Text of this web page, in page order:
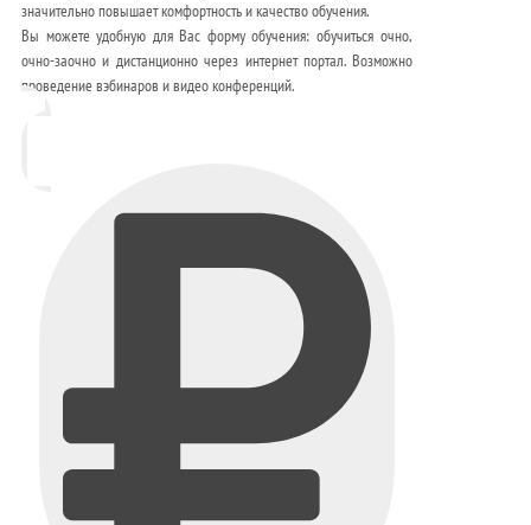
значительно повышает комфортность и качество обучения.
Вы можете удобную для Вас форму обучения: обучиться очно,
очно-заочно и дистанционно через интернет портал. Возможно
проведение вэбинаров и видео конференций.